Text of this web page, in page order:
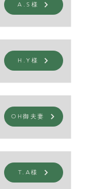
A.S様
H.Y様
OH御夫妻
T.A様